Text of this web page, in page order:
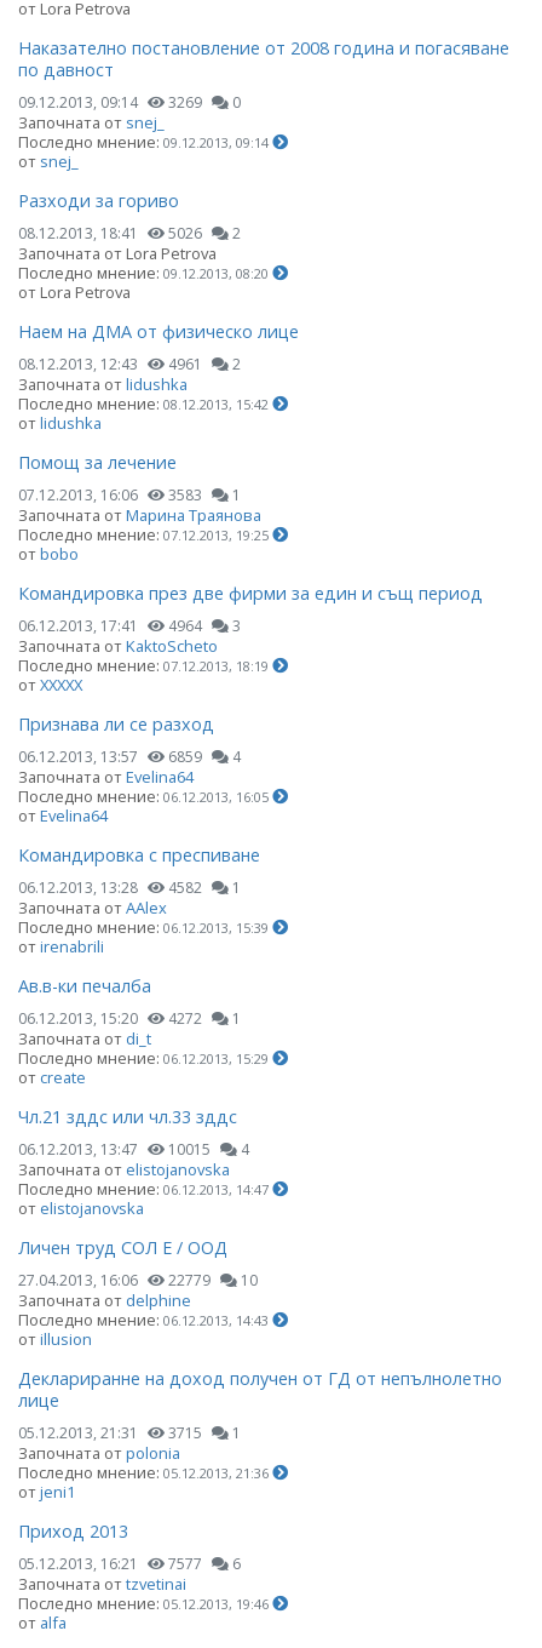
от Lora Petrova
Наказателно постановление от 2008 година и погасяване
по давност
09.12.2013, 09:14 3269 0
Започната от snej_
Последно мнение: 09.12.2013, 09:14
от snej_
Разходи за гориво
08.12.2013, 18:41 5026 2
Започната от Lora Petrova
Последно мнение: 09.12.2013, 08:20
от Lora Petrova
Наем на ДМА от физическо лице
08.12.2013, 12:43 4961 2
Започната отlidushka
Последно мнение: 08.12.2013, 15:42
отlidushka
Помощ за лечение
07.12.2013, 16:06 3583 1
Започната отМарина Траянова
Последно мнение: 07.12.2013, 19:25
отbobo
Командировка през две фирми за един и същ период
06.12.2013, 17:41 4964 3
Започната отKaktoScheto
Последно мнение: 07.12.2013, 18:19
отХХХХХ
Признава ли се разход
06.12.2013, 13:57 6859 4
Започната отEvelina64
Последно мнение: 06.12.2013, 16:05
отEvelina64
Командировка с преспиване
06.12.2013, 13:28 4582 1
Започната отAAlex
Последно мнение: 06.12.2013, 15:39
отirenabrili
Ав.в-ки печалба
06.12.2013, 15:20 4272 1
Започната от di_t
Последно мнение: 06.12.2013, 15:29
отcreate
Чл.21 зддс или чл.33 зддс
06.12.2013, 13:47 10015 4
Започната отelistojanovska
Последно мнение: 06.12.2013, 14:47
отelistojanovska
Личен труд СОЛ Е / ООД
27.04.2013, 16:06 22779 10
Започната от delphine
Последно мнение: 06.12.2013, 14:43
отillusion
Деклариранне на доход получен от ГД от непълнолетно
лице
05.12.2013, 21:31 3715 1
Започната отpolonia
Последно мнение: 05.12.2013, 21:36
отjeni1
Приход 2013
05.12.2013, 16:21 7577 6
Започната отtzvetinai
Последно мнение: 05.12.2013, 19:46
от alfa